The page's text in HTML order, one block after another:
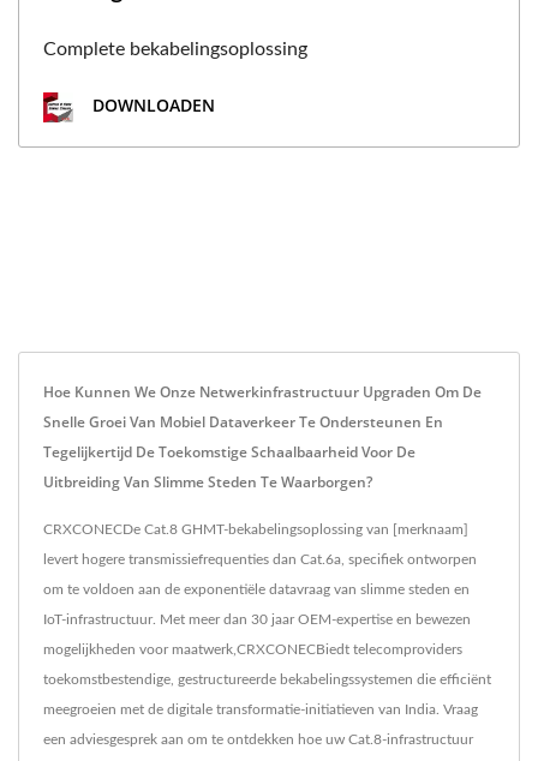
Complete bekabelingsoplossing
DOWNLOADEN
Hoe Kunnen We Onze Netwerkinfrastructuur Upgraden Om De
Snelle Groei Van Mobiel Dataverkeer Te Ondersteunen En
Tegelijkertijd De Toekomstige Schaalbaarheid Voor De
Uitbreiding Van Slimme Steden Te Waarborgen?
CRXCONECDe Cat.8 GHMT-bekabelingsoplossing van [merknaam]
levert hogere transmissiefrequenties dan Cat.6a, specifiek ontworpen
om te voldoen aan de exponentiële datavraag van slimme steden en
IoT-infrastructuur. Met meer dan 30 jaar OEM-expertise en bewezen
mogelijkheden voor maatwerk,CRXCONECBiedt telecomproviders
toekomstbestendige, gestructureerde bekabelingssystemen die efficiënt
meegroeien met de digitale transformatie-initiatieven van India. Vraag
een adviesgesprek aan om te ontdekken hoe uw Cat.8-infrastructuur